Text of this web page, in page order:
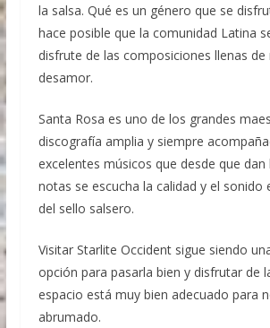
la salsa. Qué es un género que se
hace posible que la comunidad Latina
disfrute de las composiciones llenas
desamor.
Santa Rosa es uno de los grandes
discografía amplia y siempre
excelentes músicos que desde que dan
notas se escucha la calidad y el sonido
del sello salsero.
Visitar Starlite Occident sigue siendo
opción para pasarla bien y disfrutar de
espacio está muy bien adecuado para
abrumado.